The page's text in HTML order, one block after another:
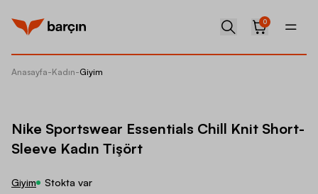
0
Anasayfa-Kadın-Giyim
Nike Sportswear Essentials Chill Knit Short-
Sleeve Kadın Tişört
Giyim Stokta var